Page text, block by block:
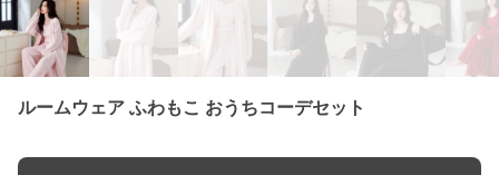
ルームウェア ふわもこ おうちコーデセット